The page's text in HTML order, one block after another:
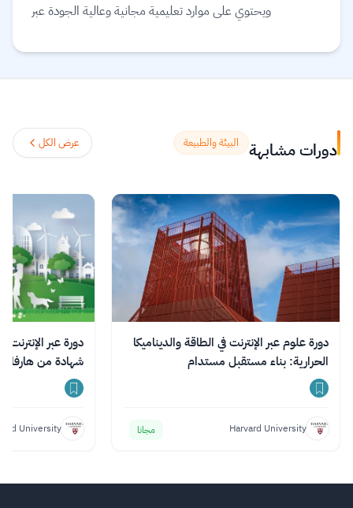
ويحتوي على موارد تعليمية مجانية وعالية الجودة عبر
ومعتمدة لسوق العمل. وهم ملتزمون بتحقيق
تحقيق الإمكانات الكاملة.
دورات مشابهة البيئة والطبيعة عرض الكل
دورة علوم عبر الإنترنت في الطاقة والديناميكا
الحرارية: بناء مستقبل مستدام
Harvard University مجانا
دورة عبر الإنترنت
شهادة من هارفارد
University